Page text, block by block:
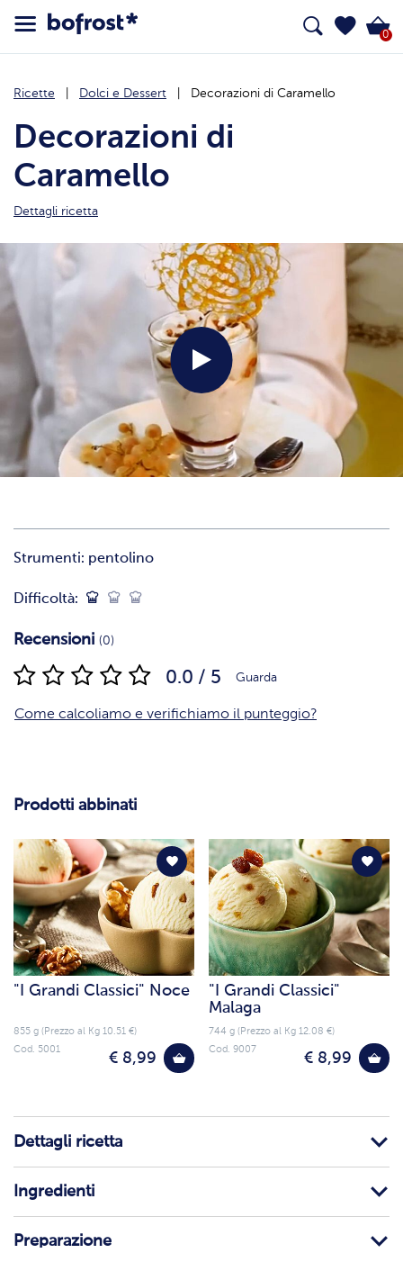
0
Ricette Dolci e Dessert Decorazioni di Caramello
Decorazioni di
Caramello
Dettagli ricetta
Strumenti: pentolino
Difficoltà:
Recensioni (0)
0.0 / 5 Guarda
Come calcoliamo e verifichiamo il punteggio?
Prodotti abbinati
"I Grandi Classici" Noce
855 g (Prezzo al Kg 10.51 €)
€ 8,99
Cod. 5001
"I Grandi Classici"
Malaga
744 g (Prezzo al Kg 12.08 €)
€ 8,99
Cod. 9007
Dettagli ricetta
Ingredienti
Preparazione